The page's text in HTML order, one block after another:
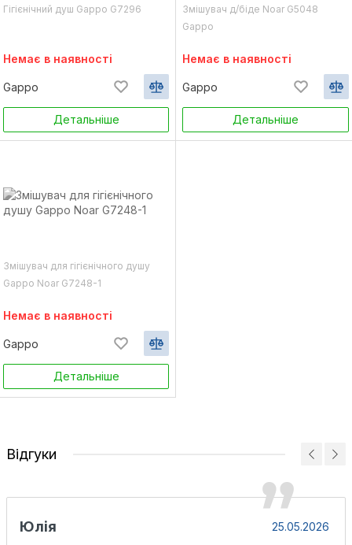
Гігієнічний душ Gappo G7296
Немає в наявності
Gappo
Детальніше
Змішувач д/біде Noar G5048
Gappo
Немає в наявності
Gappo
Детальніше
Змішувач для гігієнічного душу
Gappo Noar G7248-1
Немає в наявності
Gappo
Детальніше
Відгуки
Юлія 25.05.2026